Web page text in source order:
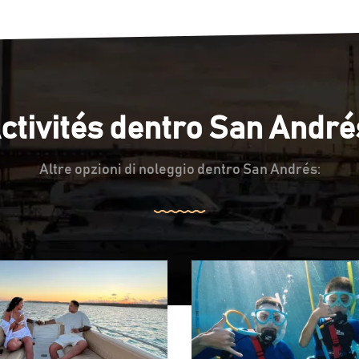
dentro San
Altre opzioni di noleggio dentro San Andrés: